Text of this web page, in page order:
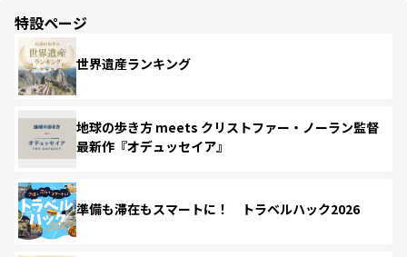
特設ページ
世界遺産ランキング
地球の歩き方 meets クリストファー・ノーラン監督
最新作『オデュッセイア』
準備も滞在もスマートに！ トラベルハック2026